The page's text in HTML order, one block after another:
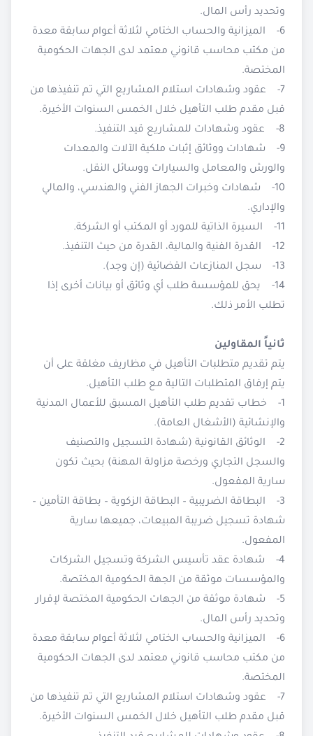
وتحديد رأس المال.
6- الميزانية والحساب الختامي لثلاثة أعوام سابقة معدة
من مكتب محاسب قانوني معتمد لدى الجهات الحكومية
المختصة.
7- عقود وشهادات استلام المشاريع التي تم تنفيذها من
قبل مقدم طلب التأهيل خلال الخمس السنوات الأخيرة.
8- عقود وشهادات للمشاريع قيد التنفيذ.
9- شهادات ووثائق إثبات ملكية الآلات والمعدات
والورش والمعامل والسيارات ووسائل النقل.
10- شهادات وخبرات الجهاز الفني والهندسي، والمالي
والإداري.
11- السيرة الذاتية للمورد أو المكتب أو الشركة.
12- القدرة الفنية والمالية، القدرة من حيث التنفيذ.
13- سجل المنازعات القضائية (إن وجد).
14- يحق للمؤسسة طلب أي وثائق أو بيانات أخرى إذا
تطلب الأمر ذلك.
ثانياً المقاولين
يتم تقديم متطلبات التأهيل في مظاريف مغلقة على أن
يتم إرفاق المتطلبات التالية مع طلب التأهيل.
1- خطاب تقديم طلب التأهيل المسبق للأعمال المدنية
والإنشائية (الأشغال العامة).
2- الوثائق القانونية (شهادة التسجيل والتصنيف
والسجل التجاري ورخصة مزاولة المهنة) بحيث تكون
سارية المفعول.
3- البطاقة الضريبية – البطاقة الزكوية – بطاقة التأمين –
شهادة تسجيل ضريبة المبيعات، جميعها سارية
المفعول.
4- شهادة عقد تأسيس الشركة وتسجيل الشركات
والمؤسسات موثقة من الجهة الحكومية المختصة.
5- شهادة موثقة من الجهات الحكومية المختصة لإقرار
وتحديد رأس المال.
6- الميزانية والحساب الختامي لثلاثة أعوام سابقة معدة
من مكتب محاسب قانوني معتمد لدى الجهات الحكومية
المختصة.
7- عقود وشهادات استلام المشاريع التي تم تنفيذها من
قبل مقدم طلب التأهيل خلال الخمس السنوات الأخيرة.